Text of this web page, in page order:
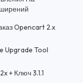
Opencart 2.x
Upgrade Tool
+ Ключ 3.1.1